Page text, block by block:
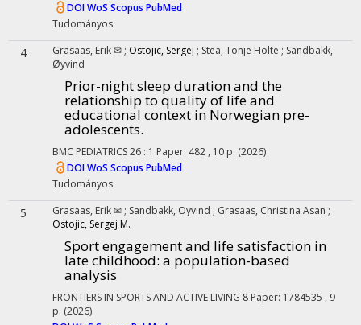
DOIWoS Scopus PubMed
Tudományos
4 Grasaas, Erik ✉ ; Ostojic, Sergej ; Stea, Tonje Holte ; Sandbakk,
Øyvind
Prior-night sleep duration and the
relationship to quality of life and
educational context in Norwegian pre-
adolescents.
BMC PEDIATRICS26 : 1 Paper: 482 , 10 p. (2026)
DOIWoS Scopus PubMed
Tudományos
5 Grasaas, Erik ✉ ; Sandbakk, Oyvind ; Grasaas, Christina Asan ;
Ostojic, Sergej M.
Sport engagement and life satisfaction in
late childhood: a population-based
analysis
FRONTIERS IN SPORTS AND ACTIVE LIVING 8 Paper: 1784535 , 9
p. (2026)